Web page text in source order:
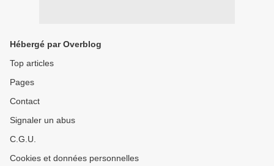
Hébergé par Overblog
Top articles
Pages
Contact
Signaler un abus
C.G.U.
Cookies et données personnelles